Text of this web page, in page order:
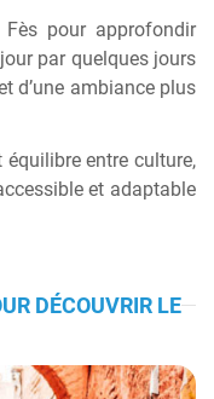
Fès pour approfondir
par quelques jours
d’une ambiance plus
équilibre entre culture,
et adaptable
DÉCOUVRIR LE